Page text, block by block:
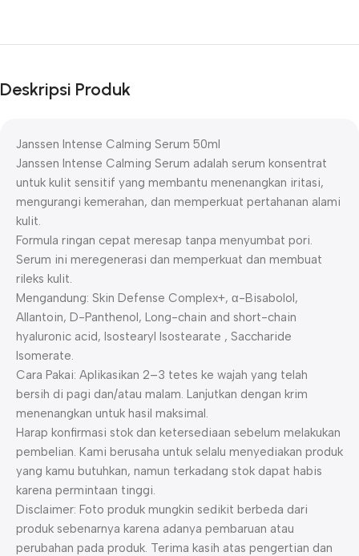
Deskripsi Produk
Janssen Intense Calming Serum 50ml
Janssen Intense Calming Serum adalah serum konsentrat
untuk kulit sensitif yang membantu menenangkan iritasi,
mengurangi kemerahan, dan memperkuat pertahanan alami
kulit.
Formula ringan cepat meresap tanpa menyumbat pori.
Serum ini meregenerasi dan memperkuat dan membuat
rileks kulit.
Mengandung: Skin Defense Complex+, α-Bisabolol,
Allantoin, D-Panthenol, Long-chain and short-chain
hyaluronic acid, Isostearyl Isostearate , Saccharide
Isomerate.
Cara Pakai: Aplikasikan 2–3 tetes ke wajah yang telah
bersih di pagi dan/atau malam. Lanjutkan dengan krim
menenangkan untuk hasil maksimal.
Harap konfirmasi stok dan ketersediaan sebelum melakukan
pembelian. Kami berusaha untuk selalu menyediakan produk
yang kamu butuhkan, namun terkadang stok dapat habis
karena permintaan tinggi.
Disclaimer: Foto produk mungkin sedikit berbeda dari
produk sebenarnya karena adanya pembaruan atau
perubahan pada produk. Terima kasih atas pengertian dan